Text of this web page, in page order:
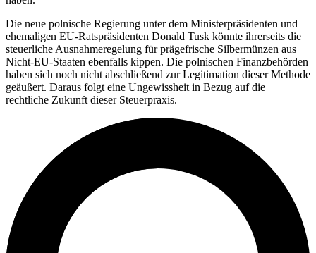
Die neue polnische Regierung unter dem Ministerpräsidenten und
ehemaligen EU-Ratspräsidenten Donald Tusk könnte ihrerseits die
steuerliche Ausnahmeregelung für prägefrische Silbermünzen aus
Nicht-EU-Staaten ebenfalls kippen. Die polnischen Finanzbehörden
haben sich noch nicht abschließend zur Legitimation dieser Methode
geäußert. Daraus folgt eine Ungewissheit in Bezug auf die
rechtliche Zukunft dieser Steuerpraxis.